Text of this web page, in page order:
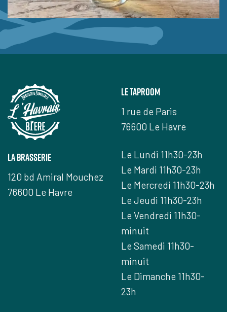
la brasserie
120 bd Amiral Mouchez
76600 Le Havre
Le taproom
1 rue de Paris
76600 Le Havre
Le Lundi 11h30-23h
Le Mardi 11h30-23h
Le Mercredi 11h30-23h
Le Jeudi 11h30-23h
Le Vendredi 11h30-
minuit
Le Samedi 11h30-
minuit
Le Dimanche 11h30-
23h